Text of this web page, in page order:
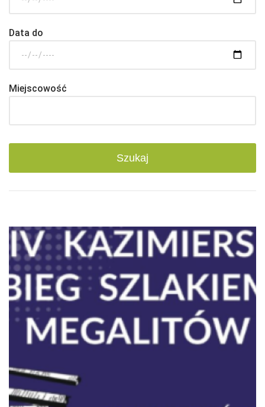
Data do
Miejscowość